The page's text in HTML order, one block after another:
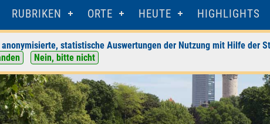
RUBRIKEN ORTE HEUTE HIGHLIGHTS
statistische Auswertungen der Nutzung mit Hilfe
Nein, bitte nicht